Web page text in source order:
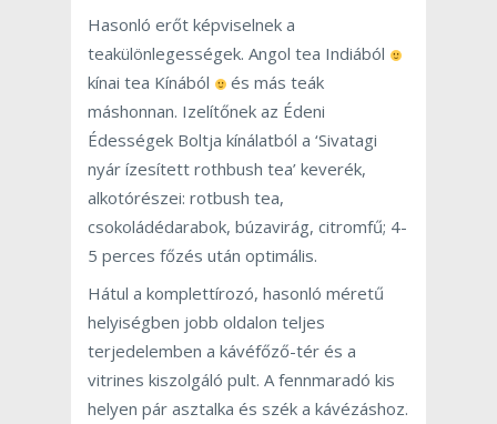
Hasonló erőt képviselnek a
teakülönlegességek. Angol tea Indiából
kínai tea Kínából
és más teák
máshonnan. Izelítőnek az Édeni
Édességek Boltja kínálatból a ‘Sivatagi
nyár ízesített rothbush tea’ keverék,
alkotórészei: rotbush tea,
csokoládédarabok, búzavirág, citromfű; 4-
5 perces főzés után optimális.
Hátul a komplettírozó, hasonló méretű
helyiségben jobb oldalon teljes
terjedelemben a kávéfőző-tér és a
vitrines kiszolgáló pult. A fennmaradó kis
helyen pár asztalka és szék a kávézáshoz.